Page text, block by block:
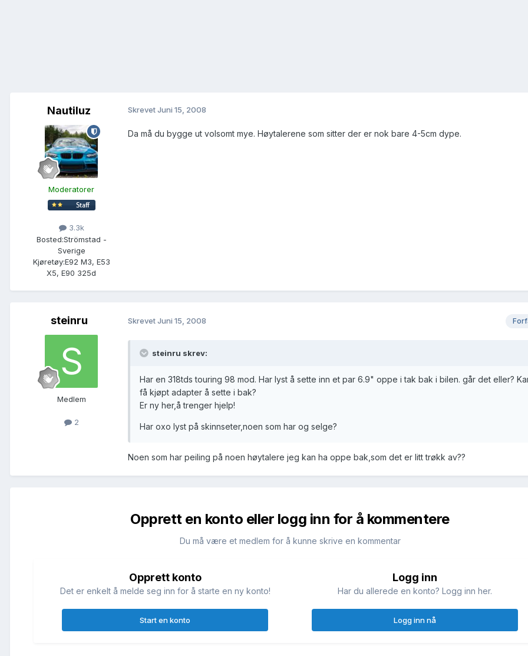
Nautiluz
Moderatorer
3.3k
Bosted:Strömstad -
Sverige
Kjøretøy:E92 M3, E53
X5, E90 325d
SkrevetJuni 15, 2008
Da må du bygge ut volsomt mye. Høytalerene som sitter der er nok bare 4-5cm dype.
steinru
Medlem
2
SkrevetJuni 15, 2008
steinru skrev:
Har en 318tds touring 98 mod. Har lyst å sette inn et par 6.9" oppe i tak bak i bilen. går det eller?
få kjøpt adapter å sette i bak?
Er ny her,å trenger hjelp!
Har oxo lyst på skinnseter,noen som har og selge?
Noen som har peiling på noen høytalere jeg kan ha oppe bak,som det er litt trøkk av??
Opprett en konto eller logg inn for å kommentere
Du må være et medlem for å kunne skrive en kommentar
Opprett konto
Det er enkelt å melde seg inn for å starte en ny konto!
Start en konto
Logg inn
Har du allerede en konto? Logg inn her.
Logg inn nå